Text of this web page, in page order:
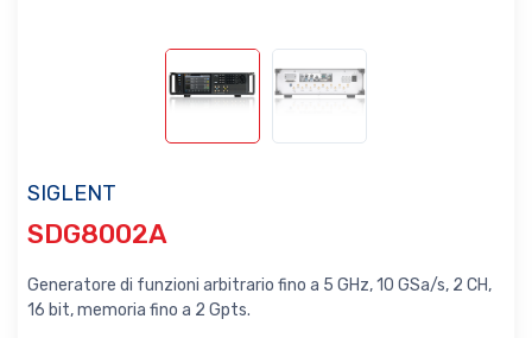
SIGLENT
SDG8002A
Generatore di funzioni arbitrario fino a 5 GHz, 10 GSa/s, 2 CH,
16 bit, memoria fino a 2 Gpts.